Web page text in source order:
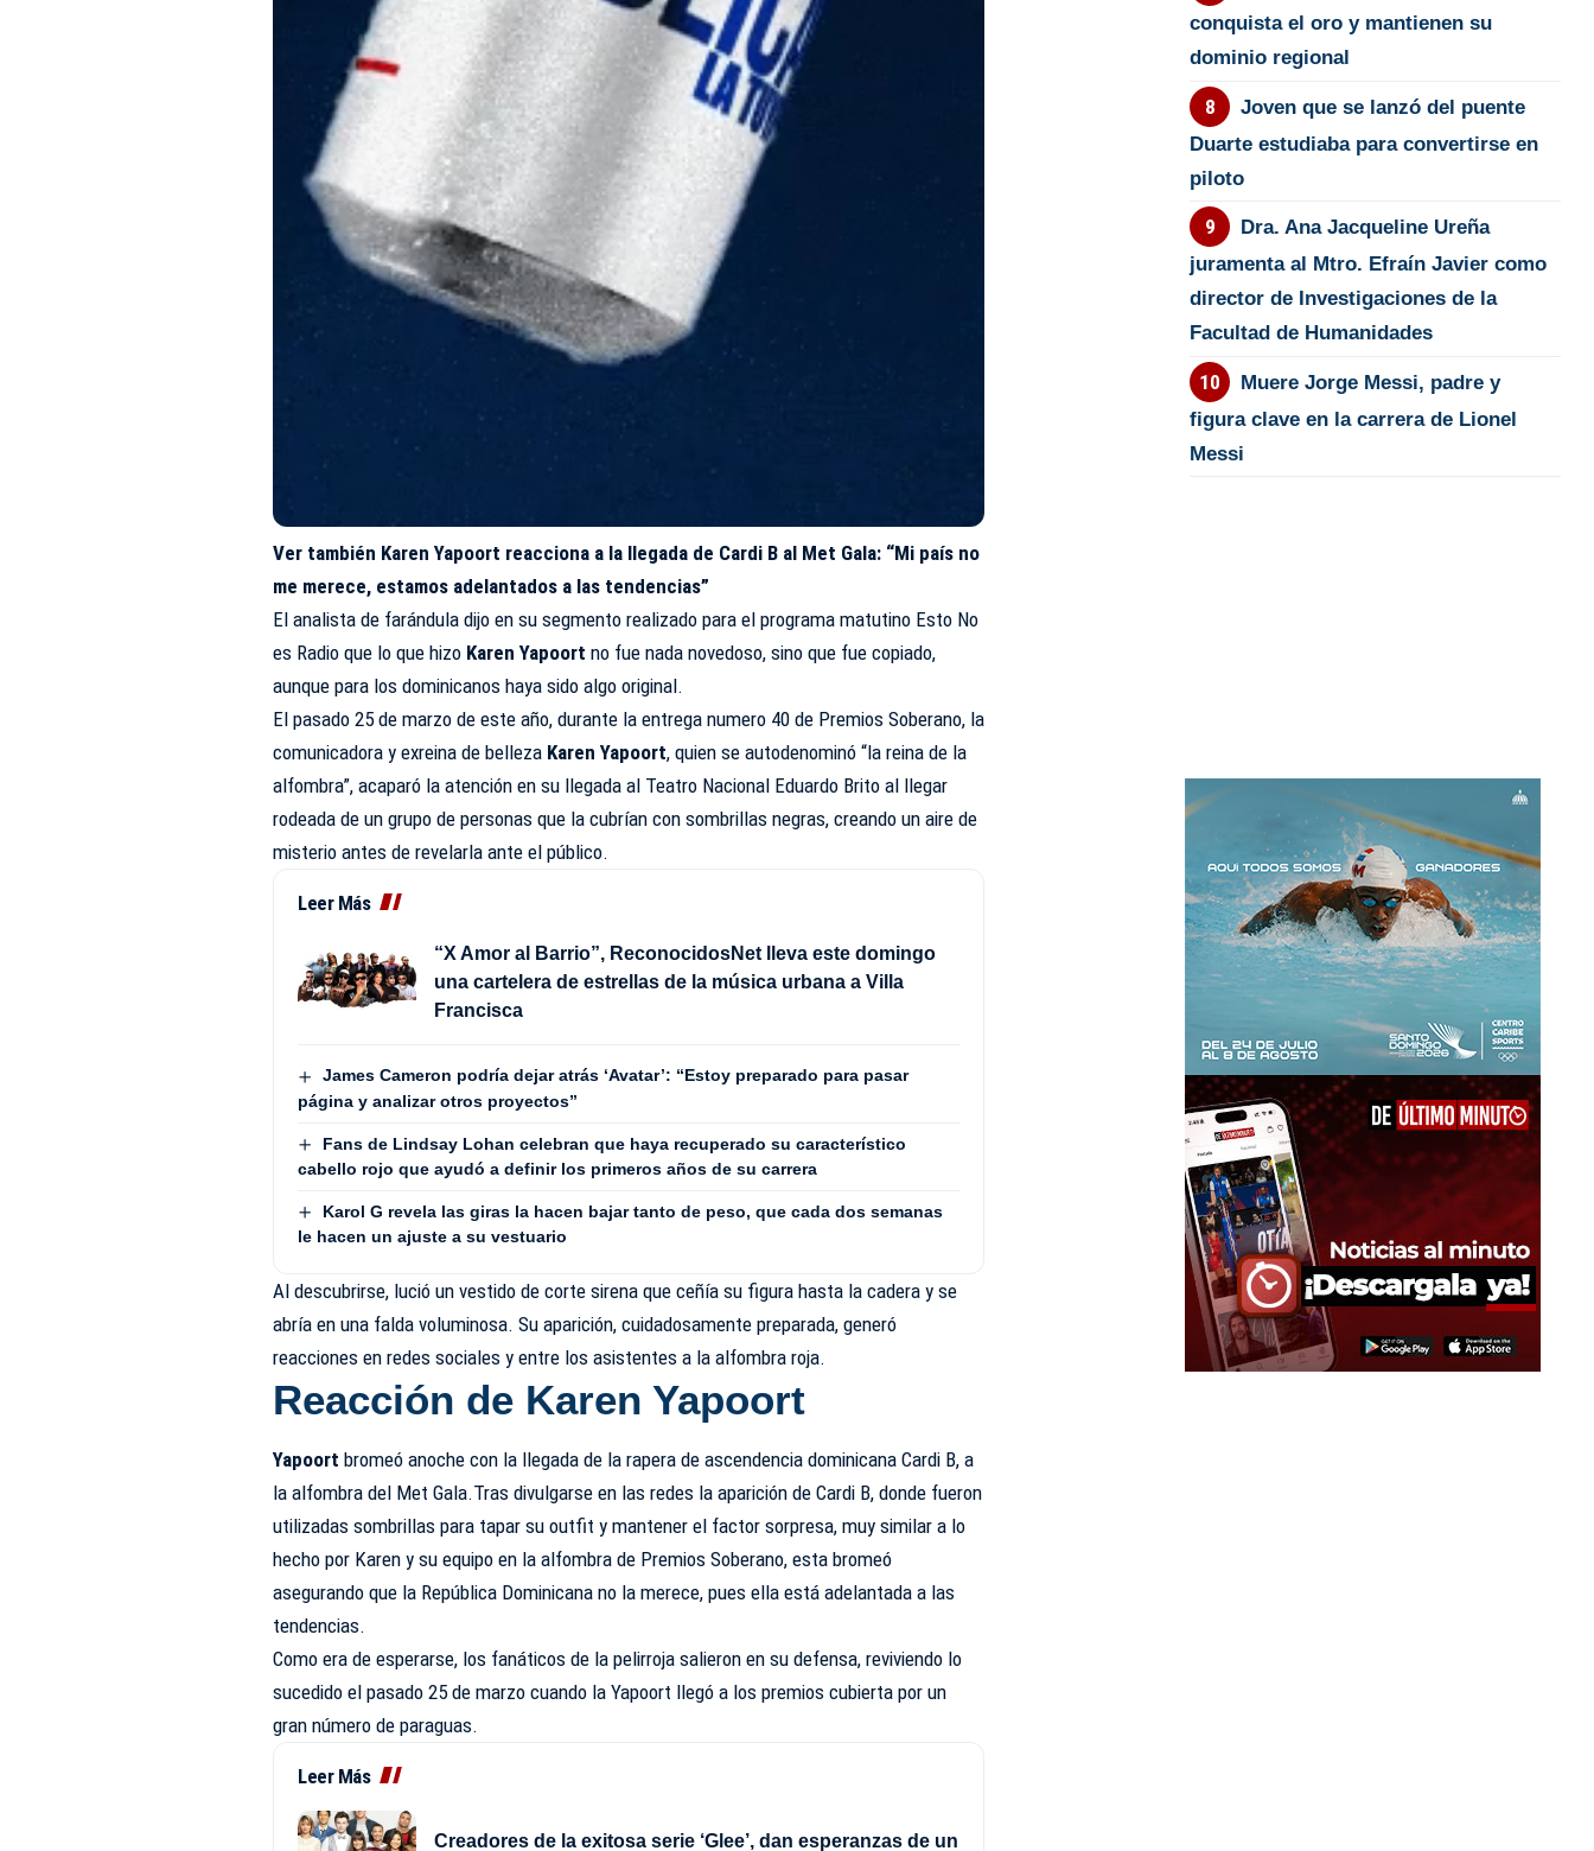
Ver también Karen Yapoort reacciona a la llegada de Cardi B al Met Gala: “Mi país no
me merece, estamos adelantados a las tendencias”
El analista de farándula dijo en su segmento realizado para elprograma matutino Esto No
es Radio que lo que hizo Karen Yapoort no fue nada novedoso, sino que fue copiado,
aunque para los dominicanos haya sido algo original.
El pasado 25 de marzo de este año, durante la entrega numero 40 de Premios Soberano, la
comunicadora y exreina de belleza Karen Yapoort, quien se autodenominó “la reina de la
alfombra”, acaparó la atención en su llegada al Teatro Nacional Eduardo Brito al llegar
rodeada de un grupo de personas que la cubrían con sombrillas negras, creando un aire de
misterio antes de revelarla ante el público.
Leer Más
“X Amor al Barrio”, ReconocidosNet lleva este domingo
una cartelera de estrellas de la música urbana a Villa
Francisca
James Cameron podría dejar atrás ‘Avatar’: “Estoy preparado para pasar
página y analizar otros proyectos”
Fans de Lindsay Lohan celebran que haya recuperado su característico
cabello rojo que ayudó a definir los primeros años de su carrera
Karol G revela las giras la hacen bajar tanto de peso, que cada dos semanas
le hacen un ajuste a su vestuario
Al descubrirse, lució un vestido de corte sirena que ceñía su figura hasta la cadera y se
abría en una falda voluminosa. Su aparición, cuidadosamente preparada, generó
reacciones en redes sociales y entre los asistentes a la alfombra roja.
Reacción de Karen Yapoort
Yapoort bromeó anoche con la llegada de la rapera de ascendencia dominicana Cardi B, a
la alfombra del Met Gala.Tras divulgarse en las redes la aparición de Cardi B, donde fueron
utilizadas sombrillas para tapar su outfit y mantener el factor sorpresa, muy similar a lo
hecho por Karen y su equipo en la alfombra de Premios Soberano, esta bromeó
asegurando que la República Dominicana no la merece, pues ella está adelantada a las
tendencias.
Como era de esperarse, los fanáticos de la pelirroja salieron en su defensa, reviviendo lo
sucedido el pasado 25 de marzo cuando la Yapoort llegó a los premios cubierta por un
gran número de paraguas.
Leer Más
Creadores de la exitosa serie ‘Glee’, dan esperanzas de un
conquista el oro y mantienen su
dominio regional
Joven que se lanzó del puente
Duarte estudiaba para convertirse en
piloto
Dra. Ana Jacqueline Ureña
juramenta al Mtro. Efraín Javier como
director de Investigaciones de la
Facultad de Humanidades
Muere Jorge Messi, padre y
figura clave en la carrera de Lionel
Messi